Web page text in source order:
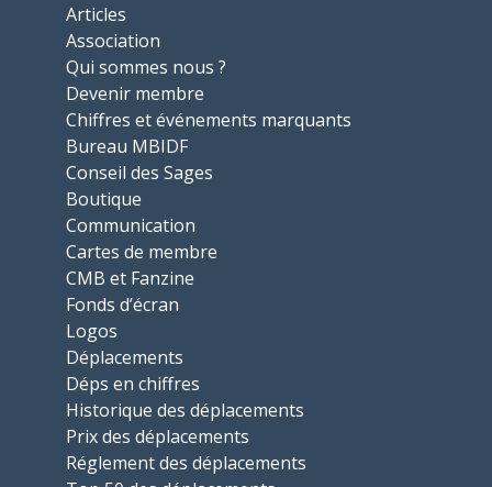
Articles
Association
Qui sommes nous ?
Devenir membre
Chiffres et événements marquants
Bureau MBIDF
Conseil des Sages
Boutique
Communication
Cartes de membre
CMB et Fanzine
Fonds d’écran
Logos
Déplacements
Déps en chiffres
Historique des déplacements
Prix des déplacements
Réglement des déplacements